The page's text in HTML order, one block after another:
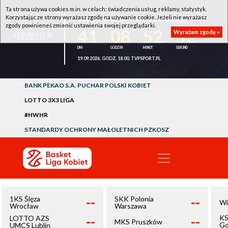
1KS ŚLĘZA WROCŁAW - LOTTO AZS UMCS LUBLIN
52
19.09.2026, GODZ. 18:00, TVPSPORT.PL
BANK PEKAO S.A. PUCHAR POLSKI KOBIET
LOTTO 3X3 LIGA
#HWHR
STANDARDY OCHRONY MAŁOLETNICH PZKOSZ
1KS Ślęza
Wrocław
--
LOTTO AZS
UMCS Lublin
--
SKK Polonia
Warszawa
--
MKS Pruszków --
Ta strona używa cookies m.in. w celach: świadczenia usług, reklamy, statystyk.
Korzystając ze strony wyrażasz zgodę na używanie cookie. Jeżeli nie wyrażasz
zgody powinieneś zmienić ustawienia swojej przeglądarki.
Wyrażam zgodę »